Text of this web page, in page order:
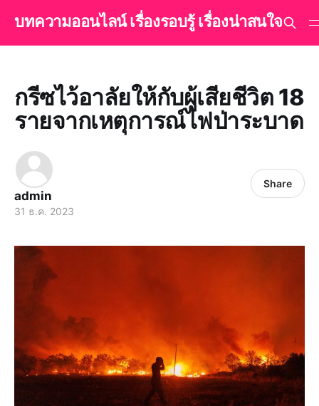
บทความออนไลน์ เรื่องรอบรู้ เรื่องน่าสนใจ
กรีซไว้อาลัยให้กับผู้เสียชีวิต 18
รายจากเหตุการณ์ไฟป่าระบาด
admin
31 ธ.ค. 2023
Share